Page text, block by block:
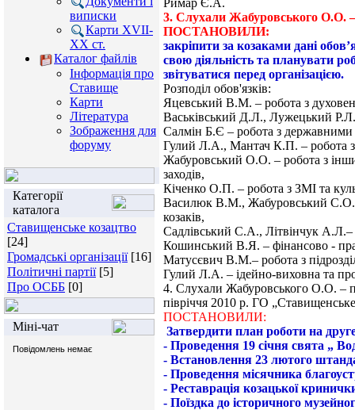
виписки
Карти XVII-
XX ст.
Каталог файлів
Інформація про
Ставище
Карти
Література
Зображення для
форуму
Категорії
каталога
Ставищенське козацтво
[24]
Громадські організації [16]
Політичні партії [5]
Про ОСББ [0]
Міні-чат
Римар Є.А.
3. Слухали Жабуровського О.О. –
ПОСТАНОВИЛИ:
закріпити за козаками дані
свою діяльність та планувати
звітуватися перед організацією.
Розподіл обов'язків:
Яцевський В.М. – робота з
Васьківський Д.Л., Лужецький
Салмін Б.Є – робота з
Гулий Л.А., Мантач К.П. – робота
Жабуровський О.О. – робота з
заходів,
Кіченко О.П. – робота з ЗМІ та
Василюк В.М., Жабуровський С.О.
козаків,
Садлівський С.А., Літвінчук А.Л.–
Кошинський В.Я. – фінансово -
Матусєвич В.М.– робота з
Гулий Л.А. – ідейно-виховна та
4. Слухали Жабуровського О.О. –
півріччя 2010 р. ГО
ПОСТАНОВИЛИ:
Затвердити план роботи на
- Проведення 19 січня свята „
- Встановлення 23 лютого
- Проведення місячника
- Реставрація козацької
- Поїздка до історичного